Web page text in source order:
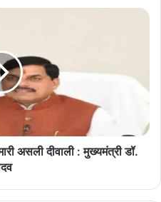
असली दीवाली : मुख्यमंत्री डॉ.